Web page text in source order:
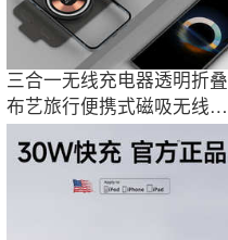
三合一无线充电器透明折叠
布艺旅行便携式磁吸无线充
适用于苹果13